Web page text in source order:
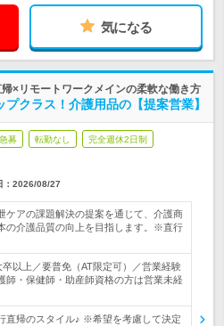
気になる
×リモートワークメインの柔軟な働き方
クラス！介護用品の【提案営業】
急募 転勤なし 完全週休2日制
2026/08/27
ケアの課題解決の提案を通じて、介護商
の介護品質の向上を目指します。※直行
卒以上／要普免（AT限定可）／営業経験
師・保健師・助産師資格の方は営業未経
直帰のスタイル♪ ※希望を考慮して決定